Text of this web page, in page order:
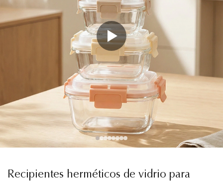
Recipientes herméticos de vidrio para